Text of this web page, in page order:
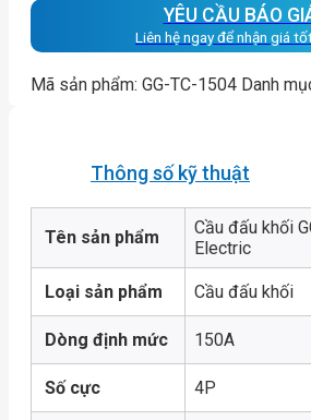
YÊU CẦU BÁO
Liên hệ ngay để nhận giá
Mã sản phẩm: GG-TC-1504 Danh
Thông số kỹ thuật
Tên sản phẩm
Cầu đấu khối
Electric
Loại sản phẩm Cầu đấu khối
Dòng định mức 150A
Số cực 4P